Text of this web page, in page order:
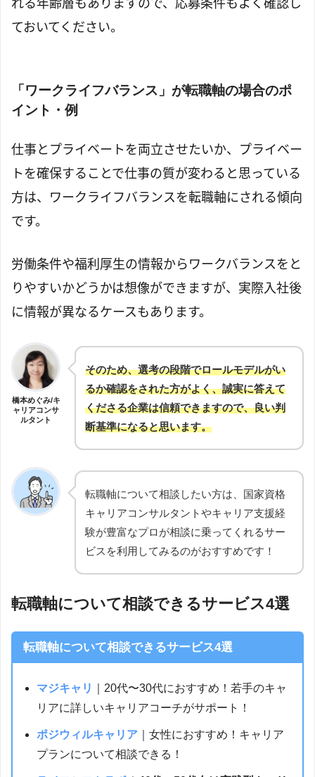
ておいてください。
「ワークライフバランス」が転職軸の場合のポ
イント・例
仕事とプライベートを両立させたいか、プライベー
トを確保することで仕事の質が変わると思っている
方は、ワークライフバランスを転職軸にされる傾向
です。
労働条件や福利厚生の情報からワークバランスをと
りやすいかどうかは想像ができますが、実際入社後
に情報が異なるケースもあります。
橋本めぐみ/キ
ャリアコンサ
ルタント
そのため、選考の段階でロールモデルがい
るか確認をされた方がよく、誠実に答えて
くださる企業は信頼できますので、良い判
断基準になると思います。
転職軸について相談したい方は、国家資格
キャリアコンサルタントやキャリア支援経
験が豊富なプロが相談に乗ってくれるサー
ビスを利用してみるのがおすすめです！
転職軸について相談できるサービス4選
転職軸について相談できるサービス4選
マジキャリ
｜20代〜30代におすすめ！若手のキャ
リアに詳しいキャリアコーチがサポート！
ポジウィルキャリア ｜女性におすすめ！キャリア
プランについて相談できる！